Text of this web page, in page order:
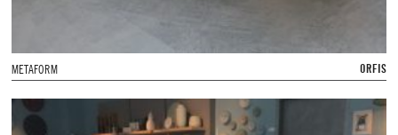
METAFORM ORFIS